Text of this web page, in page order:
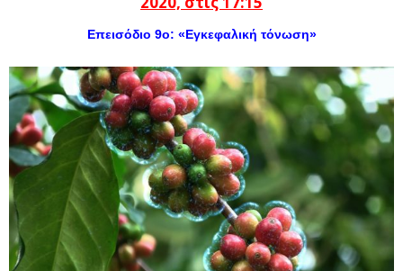
Επεισόδιο 9ο: «Εγκεφαλική τόνωση»